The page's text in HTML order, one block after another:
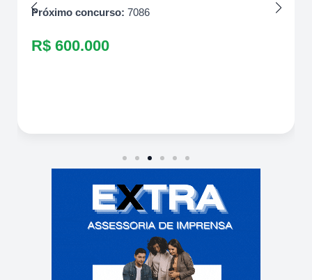
Próximo concurso: 7086
R$ 600.000